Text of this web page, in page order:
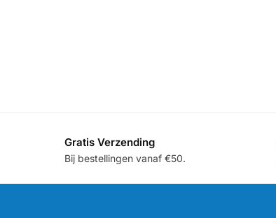
Gratis Verzending
Bij bestellingen vanaf €50.